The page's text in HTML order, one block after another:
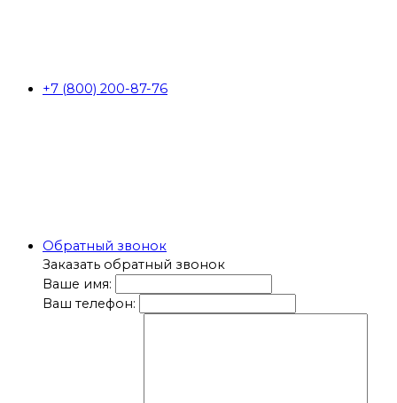
+7 (800) 200-87-76
Обратный звонок
Заказать обратный звонок
Ваше имя:
Ваш телефон: